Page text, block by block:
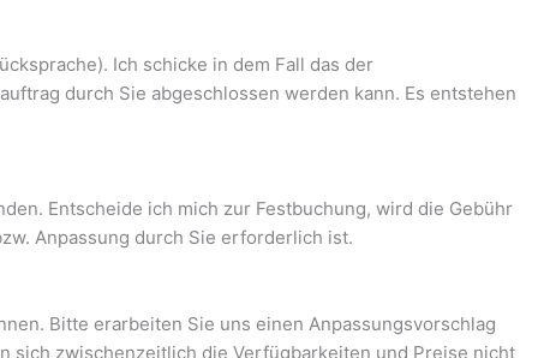
Ich schicke in dem Fall das der
durch Sie abgeschlossen werden kann. Es entstehen
Entscheide ich mich zur Festbuchung, wird die Gebühr
Anpassung durch Sie erforderlich ist.
Bitte erarbeiten Sie uns einen Anpassungsvorschlag
sich zwischenzeitlich die Verfügbarkeiten und Preise nicht